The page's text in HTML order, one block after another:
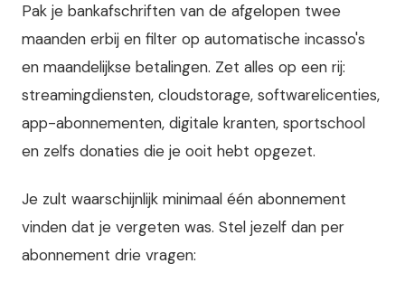
Pak je bankafschriften van de afgelopen twee
maanden erbij en filter op automatische incasso's
en maandelijkse betalingen. Zet alles op een rij:
streamingdiensten, cloudstorage, softwarelicenties,
app-abonnementen, digitale kranten, sportschool
en zelfs donaties die je ooit hebt opgezet.
Je zult waarschijnlijk minimaal één abonnement
vinden dat je vergeten was. Stel jezelf dan per
abonnement drie vragen: